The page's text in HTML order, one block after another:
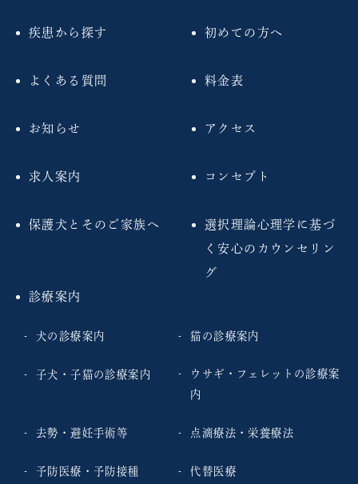
疾患から探す 初めての方へ
よくある質問 料金表
お知らせ アクセス
求人案内 コンセプト
保護犬とそのご家族へ
選択理論心理学に基づ
く安心のカウンセリン
グ
診療案内
犬の診療案内 猫の診療案内
子犬・子猫の診療案内
ウサギ・フェレットの診療案
内
去勢・避妊手術等 点滴療法・栄養療法
予防医療・予防接種 代替医療